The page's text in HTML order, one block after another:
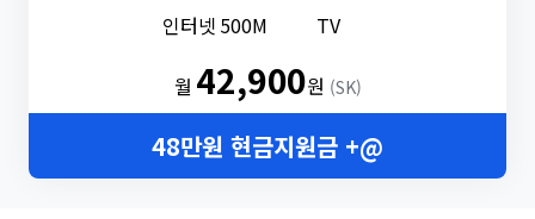
인터넷 500M TV
월 42,900원 (SK)
48만원 현금지원금 +@